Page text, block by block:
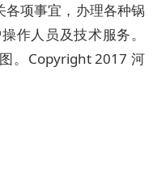
项事宜，办理各种锅
作人员及技术服务。
。Copyright 2017 河